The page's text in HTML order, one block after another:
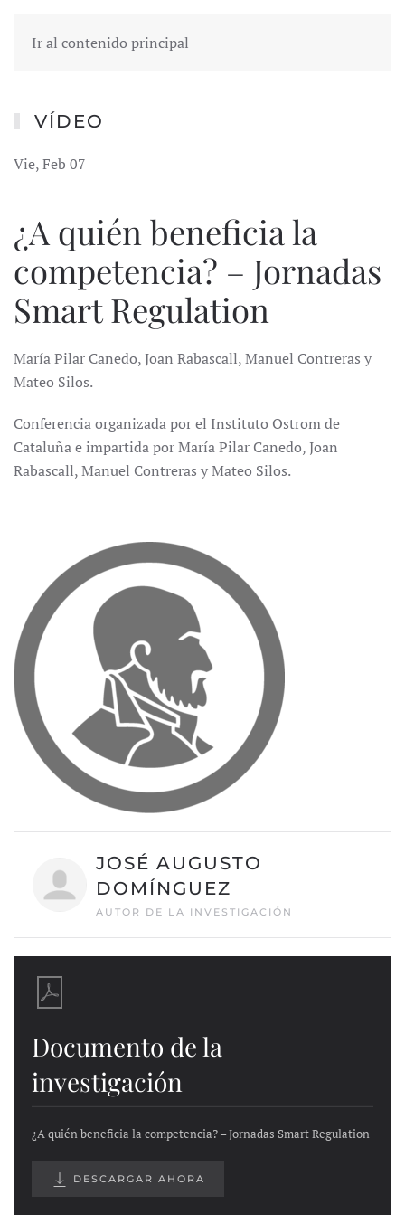
Ir al contenido principal
VÍDEO
Vie, Feb 07
¿A quién beneficia la
competencia? – Jornadas
Smart Regulation
María Pilar Canedo, Joan Rabascall, Manuel Contreras y
Mateo Silos.
Conferencia organizada por el Instituto Ostrom de
Cataluña e impartida por María Pilar Canedo, Joan
Rabascall, Manuel Contreras y Mateo Silos.
JOSÉ AUGUSTO
DOMÍNGUEZ
AUTOR DE LA INVESTIGACIÓN
Documento de la
investigación
¿A quién beneficia la competencia? – Jornadas Smart Regulation
DESCARGAR AHORA